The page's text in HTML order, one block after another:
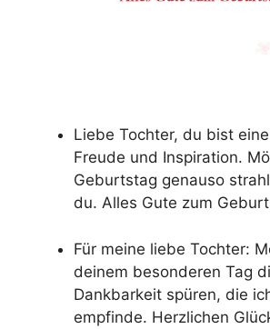
Liebe Tochter, du bist
Freude und Inspiration.
Geburtstag genauso
du. Alles Gute zum
Für meine liebe Tochter:
deinem besonderen Tag
Dankbarkeit spüren, die
empfinde. Herzlichen